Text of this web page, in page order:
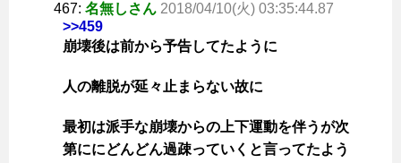
467: 名無しさん 2018/04/10(火) 03:35:44.87
>>459
崩壊後は前から予告してたように
人の離脱が延々止まらない故に
最初は派手な崩壊からの上下運動を伴うが次
第ににどんどん過疎っていくと言ってたよう